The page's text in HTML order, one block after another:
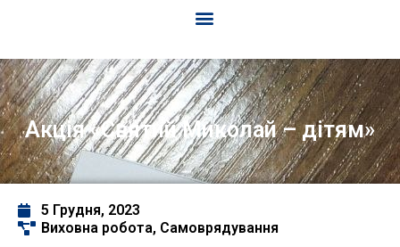
Акція «Святий Миколай – дітям»
5 Грудня, 2023
Виховна робота, Самоврядування